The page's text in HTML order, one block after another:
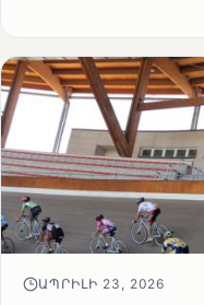
ԱՊՐԻԼԻ 23, 2026